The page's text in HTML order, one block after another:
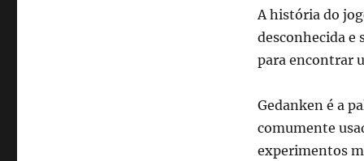
A história do
desconhecida e
para encontrar
Gedanken é a
comumente
experimentos